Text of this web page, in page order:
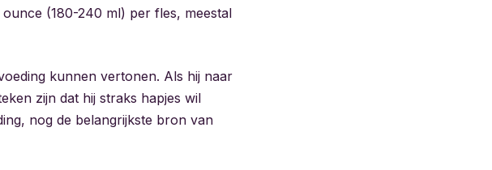
(180-240 ml) per fles, meestal
kunnen vertonen. Als hij naar
zijn dat hij straks hapjes wil
nog de belangrijkste bron van